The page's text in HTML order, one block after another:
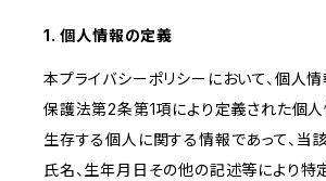
1. 個人情報の定義
本プライバシーポリシーにおいて、個人
保護法第2条第1項により定義された個人
生存する個人に関する情報であって、当
氏名、生年月日その他の記述等により特